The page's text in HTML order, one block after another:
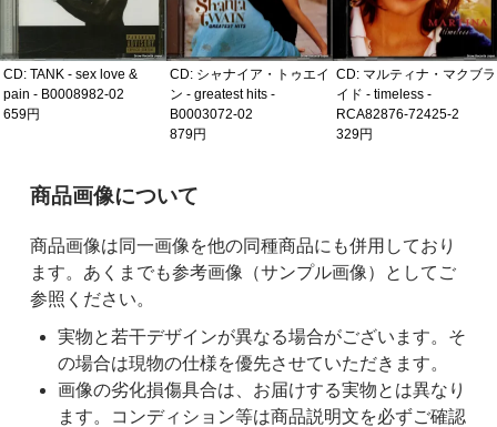
CD: TANK - sex love &
pain - B0008982-02
659円
CD: シャナイア・トゥエイ
ン - greatest hits -
B0003072-02
879円
CD: マルティナ・マクブラ
イド - timeless -
RCA82876-72425-2
329円
ご購入前の注意事項
商品画像について
商品画像は同一画像を他の同種商品にも併用しており
ます。あくまでも参考画像（サンプル画像）としてご
参照ください。
実物と若干デザインが異なる場合がございます。そ
の場合は現物の仕様を優先させていただきます。
画像の劣化損傷具合は、お届けする実物とは異なり
ます。コンディション等は商品説明文を必ずご確認